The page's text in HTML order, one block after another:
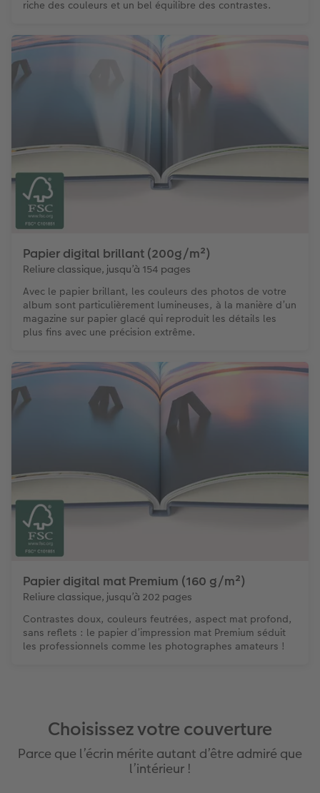
riche des couleurs et un bel équilibre des contrastes.
Papier digital brillant (200g/m²)
Reliure classique, jusqu’à 154 pages
Avec le papier brillant, les couleurs des photos de votre
album sont particulièrement lumineuses, à la manière d’un
magazine sur papier glacé qui reproduit les détails les
plus fins avec une précision extrême.
Papier digital mat Premium (160 g/m²)
Reliure classique, jusqu’à 202 pages
Contrastes doux, couleurs feutrées, aspect mat profond,
sans reflets : le papier d’impression mat Premium séduit
les professionnels comme les photographes amateurs !
Choisissez votre couverture
Parce que l’écrin mérite autant d’être admiré que
l’intérieur !